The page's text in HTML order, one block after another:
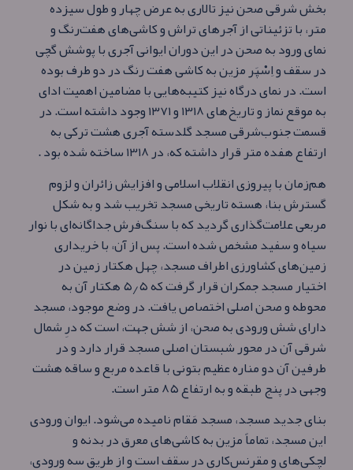
بخش شرقی صحن نیز تالاری به عرض چهار و طول سیزده
متر، با تزئیناتی از آجرهای تراش و کاشی‌های هفت‌رنگ و
نمای ورود به صحن در این دوران ایوانی آجری با پوشش گچی
در سقف و اِسْپَر مزین به کاشی هفت‌ رنگ در دو طرف بوده‌
است. در نمای درگاه نیز کتیبه‌هایی با مضامین اهمیت ادای
به موقع نماز و تاریخ‌های ۱۳۱۸ و ۱۳۷۱ وجود داشته‌ است. در
قسمت جنوب‌شرقی مسجد گلدسته آجری هشت ترکی به
ارتفاع هفده متر قرار داشته که، در ۱۳۱۸ ساخته شده بود .
هم‌زمان با پیروزی انقلاب اسلامی و افزایش زائران و لزوم
گسترش بنا، هسته تاریخی مسجد تخریب شد و به شکل
مربعی علامت‌گذاری گردید که با سنگ‌فرش جداگانه‌ای با نوار
سیاه و سفید مشخص شده‌ است. پس از آن، با خریداری
زمین‌های کشاورزی اطراف مسجد، چهل هکتار زمین در
اختیار مسجد جمکران قرار گرفت که ۵٫۵ هکتار آن به
محوطه و صحن اصلی اختصاص یافت. در وضع موجود، مسجد
دارای شش ورودی به صحن، از شش جهت، است که درِ شمال
شرقی آن در محور شبستان اصلی مسجد قرار دارد و در
طرفین آن دو مناره عظیم بتونی با قاعده مربع و ساقه هشت
وجهی در پنج طبقه و به ارتفاع ۸۵ متر است.
بنای جدید مسجد، مسجد مَقام نامیده می‌شود. ایوان ورودی
این مسجد، تماماً مزین به کاشی‌های معرق در بدنه و
لچکی‌های و مقرنس‌کاری در سقف است و از طریق سه ورودی،